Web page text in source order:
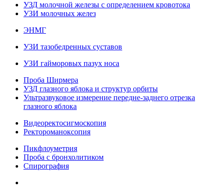
УЗД молочной железы с определением кровотока
УЗИ молочных желез
ЭНМГ
УЗИ тазобедренных суставов
УЗИ гайморовых пазух носа
Проба Ширмера
УЗД глазного яблока и структур орбиты
Ультразвуковое измерение передне-заднего отрезка
глазного яблока
Видеоректосигмоскопия
Ректороманоксопия
Пикфлоуметрия
Проба с бронхолитиком
Спирография